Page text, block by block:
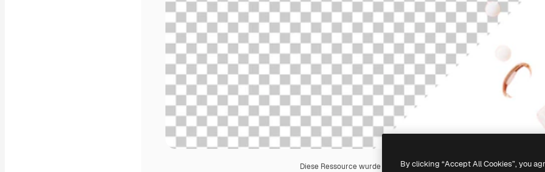
Diese Ressource wurde mit KIerstellt. Du kannst deine eigene mit
By clicking “Accept All Cookies”, you